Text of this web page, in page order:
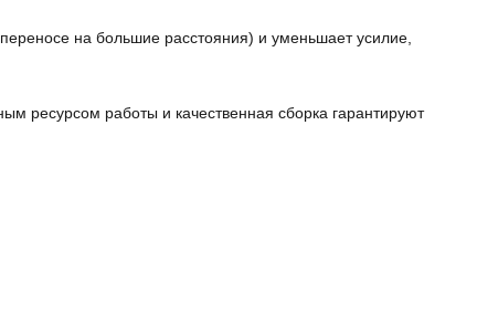
на большие расстояния) и уменьшает усилие,
ресурсом работы и качественная сборка гарантируют